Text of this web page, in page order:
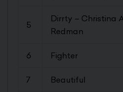
5
Dirrty – Christina
Redman
6 Fighter
7 Beautiful